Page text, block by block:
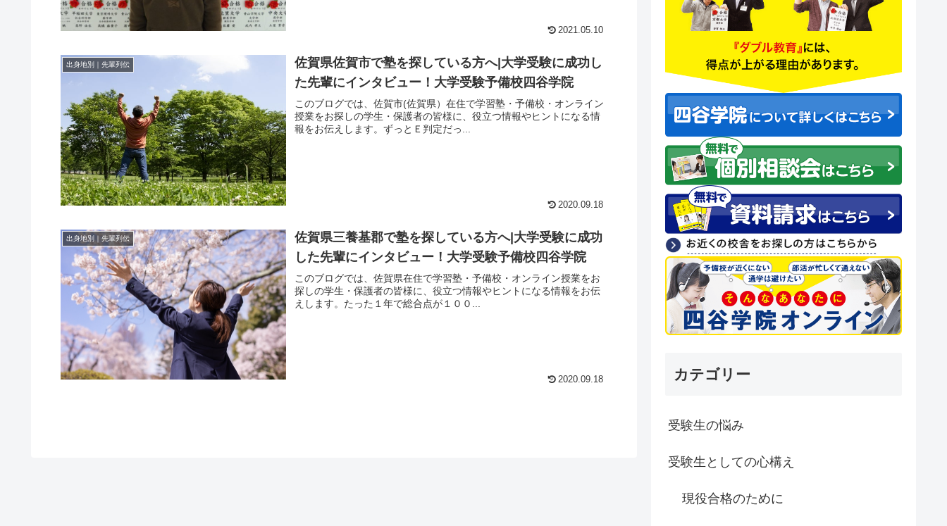
2021.05.10
出身地別｜先輩列伝
佐賀県佐賀市で塾を探している方へ|大学受験に成功し
た先輩にインタビュー！大学受験予備校四谷学院
このブログでは、佐賀市(佐賀県）在住で学習塾・予備校・オンライン
授業をお探しの学生・保護者の皆様に、役立つ情報やヒントになる情
報をお伝えします。ずっとＥ判定だっ...
2020.09.18
出身地別｜先輩列伝
佐賀県三養基郡で塾を探している方へ|大学受験に成功
した先輩にインタビュー！大学受験予備校四谷学院
このブログでは、佐賀県在住で学習塾・予備校・オンライン授業をお
探しの学生・保護者の皆様に、役立つ情報やヒントになる情報をお伝
えします。たった１年で総合点が１００...
2020.09.18 カテゴリー
受験生の悩み
受験生としての心構え
現役合格のために